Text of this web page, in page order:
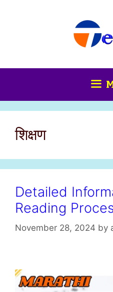
शिक्षण
Detailed
Reading
November 28, 2024 by